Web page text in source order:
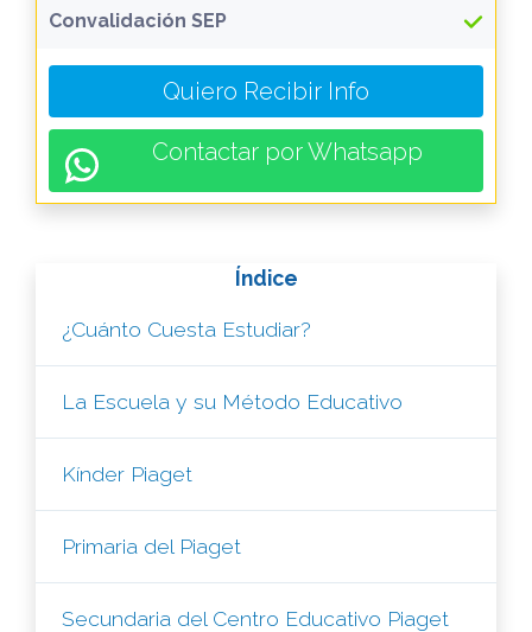
Convalidación SEP
Quiero Recibir Info
Contactar por Whatsapp
Índice
¿Cuánto Cuesta Estudiar?
La Escuela y su Método Educativo
Kínder Piaget
Primaria del Piaget
Secundaria del Centro Educativo Piaget